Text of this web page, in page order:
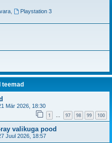
,
Playstation 3
Mär 2026, 18:30
1 … 97 98 99 100
valikuga pood
Juul 2026, 18:57